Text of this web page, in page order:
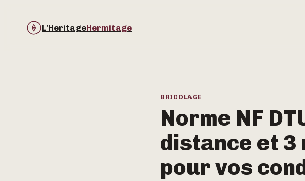
L'HeritageHermitage
BRICOLAGE
Norme NF
distance et
pour vos